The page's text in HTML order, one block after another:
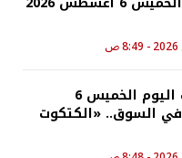
أسعار الكتاكيت اليوم الخميس 6
أغسطس 2026 في السوق.. «الكتكوت